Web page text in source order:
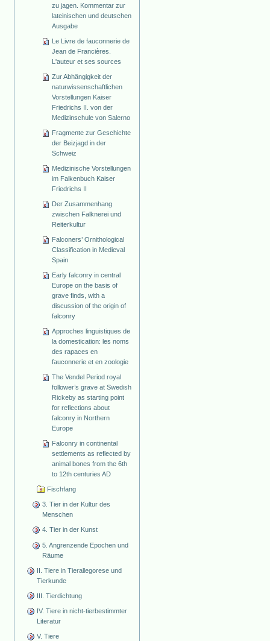
zu jagen. Kommentar zur
lateinischen und deutschen
Ausgabe
Le Livre de fauconnerie de
Jean de Francières.
L'auteur et ses sources
Zur Abhängigkeit der
naturwissenschaftlichen
Vorstellungen Kaiser
Friedrichs II. von der
Medizinschule von Salerno
Fragmente zur Geschichte
der Beizjagd in der
Schweiz
Medizinische Vorstellungen
im Falkenbuch Kaiser
Friedrichs II
Der Zusammenhang
zwischen Falknerei und
Reiterkultur
Falconers’ Ornithological
Classification in Medieval
Spain
Early falconry in central
Europe on the basis of
grave finds, with a
discussion of the origin of
falconry
Approches linguistiques de
la domestication: les noms
des rapaces en
fauconnerie et en zoologie
The Vendel Period royal
follower’s grave at Swedish
Rickeby as starting point
for reflections about
falconry in Northern
Europe
Falconry in continental
settlements as reflected by
animal bones from the 6th
to 12th centuries AD
Fischfang
3. Tier in der Kultur des
Menschen
4. Tier in der Kunst
5. Angrenzende Epochen und
Räume
II. Tiere in Tierallegorese und
Tierkunde
III. Tierdichtung
IV. Tiere in nicht-tierbestimmter
Literatur
V. Tiere